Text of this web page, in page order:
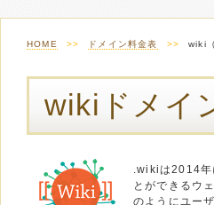
HOME >> ドメイン料金表 >> wiki
wikiドメイ
.wikiは2014年
とができるウ
のようにユー